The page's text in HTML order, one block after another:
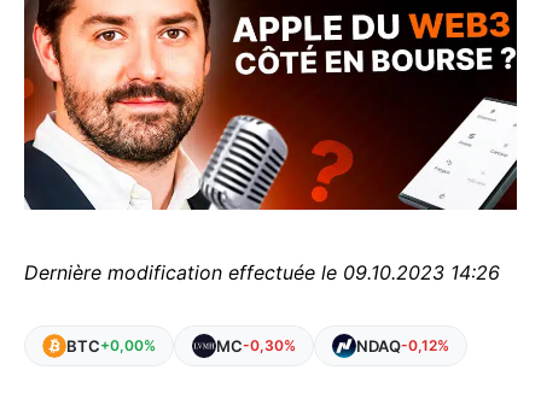
Dernière modification effectuée le 09.10.2023 14:26
BTC+0,00% MC-0,30% NDAQ-0,12%